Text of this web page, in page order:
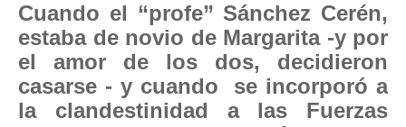
Cuando el “profe” Sánchez Cerén,
estaba de novio de Margarita -y por
el amor de los dos, decidieron
casarse - y cuando se incorporó a
la clandestinidad a las Fuerzas